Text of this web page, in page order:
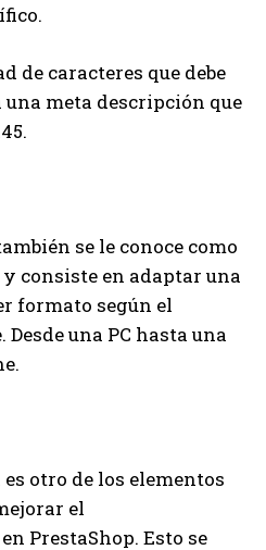
de caracteres que debe
una meta descripción que
se le conoce como
consiste en adaptar una
formato según el
una PC hasta una
otro de los elementos
el
PrestaShop. Esto se